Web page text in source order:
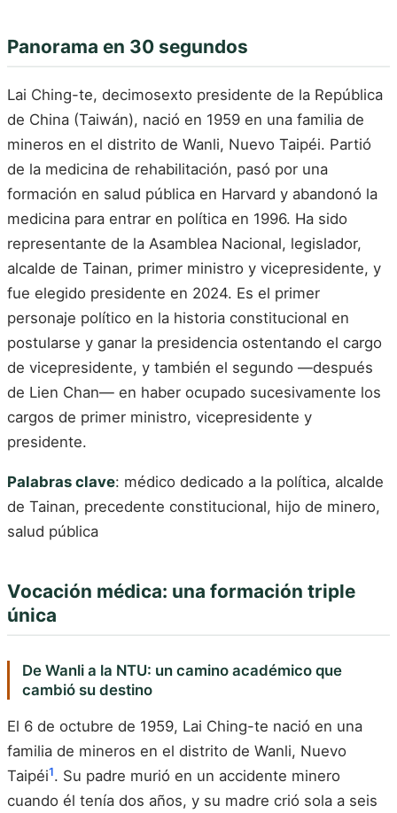
Panorama en 30 segundos
Lai Ching-te, decimosexto presidente de la República
de China (Taiwán), nació en 1959 en una familia de
mineros en el distrito de Wanli, Nuevo Taipéi. Partió
de la medicina de rehabilitación, pasó por una
formación en salud pública en Harvard y abandonó la
medicina para entrar en política en 1996. Ha sido
representante de la Asamblea Nacional, legislador,
alcalde de Tainan, primer ministro y vicepresidente, y
fue elegido presidente en 2024. Es el primer
personaje político en la historia constitucional en
postularse y ganar la presidencia ostentando el cargo
de vicepresidente, y también el segundo —después
de Lien Chan— en haber ocupado sucesivamente los
cargos de primer ministro, vicepresidente y
presidente.
Palabras clave: médico dedicado a la política, alcalde
de Tainan, precedente constitucional, hijo de minero,
salud pública
Vocación médica: una formación triple
única
De Wanli a la NTU: un camino académico que
cambió su destino
El 6 de octubre de 1959, Lai Ching-te nació en una
familia de mineros en el distrito de Wanli, Nuevo
Taipéi1. Su padre murió en un accidente minero
cuando él tenía dos años, y su madre crió sola a seis